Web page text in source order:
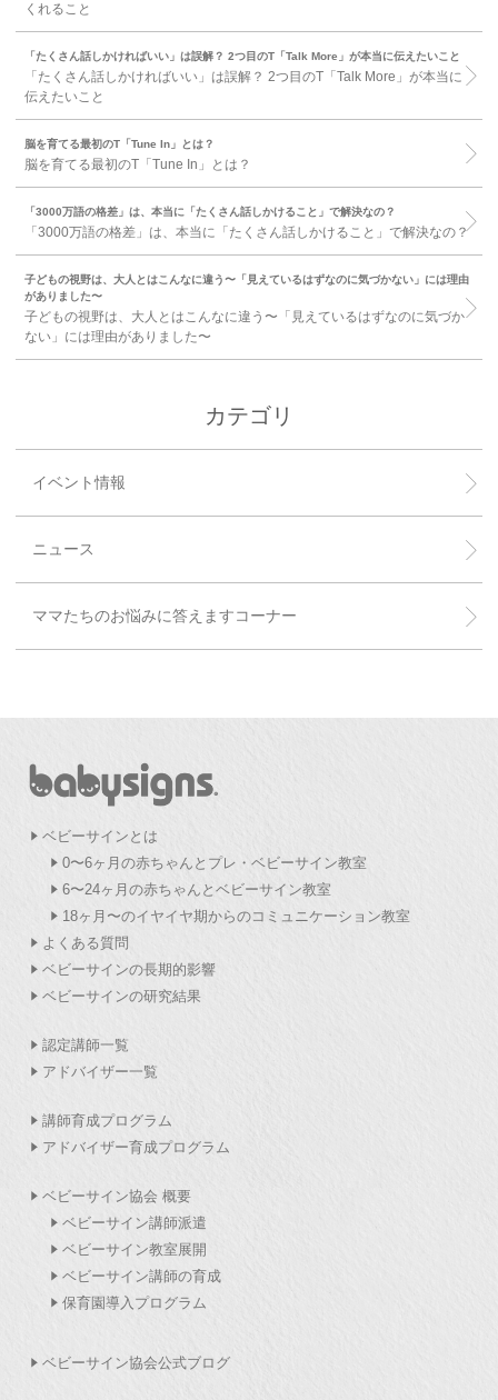
くれること
「たくさん話しかければいい」は誤解？ 2つ目のT「Talk More」が本当に伝えたいこと
「たくさん話しかければいい」は誤解？ 2つ目のT「Talk More」が本当に
伝えたいこと
脳を育てる最初のT「Tune In」とは？
脳を育てる最初のT「Tune In」とは？
「3000万語の格差」は、本当に「たくさん話しかけること」で解決なの？
「3000万語の格差」は、本当に「たくさん話しかけること」で解決なの？
子どもの視野は、大人とはこんなに違う〜「見えているはずなのに気づかない」には理由
がありました〜
子どもの視野は、大人とはこんなに違う〜「見えているはずなのに気づか
ない」には理由がありました〜
カテゴリ
イベント情報
ニュース
ママたちのお悩みに答えますコーナー
ベビーサインとは
0〜6ヶ月の赤ちゃんとプレ・ベビーサイン教室
6〜24ヶ月の赤ちゃんとベビーサイン教室
18ヶ月〜のイヤイヤ期からのコミュニケーション教室
よくある質問
ベビーサインの長期的影響
ベビーサインの研究結果
認定講師一覧
アドバイザー一覧
講師育成プログラム
アドバイザー育成プログラム
ベビーサイン協会 概要
ベビーサイン講師派遣
ベビーサイン教室展開
ベビーサイン講師の育成
保育園導入プログラム
ベビーサイン協会公式ブログ